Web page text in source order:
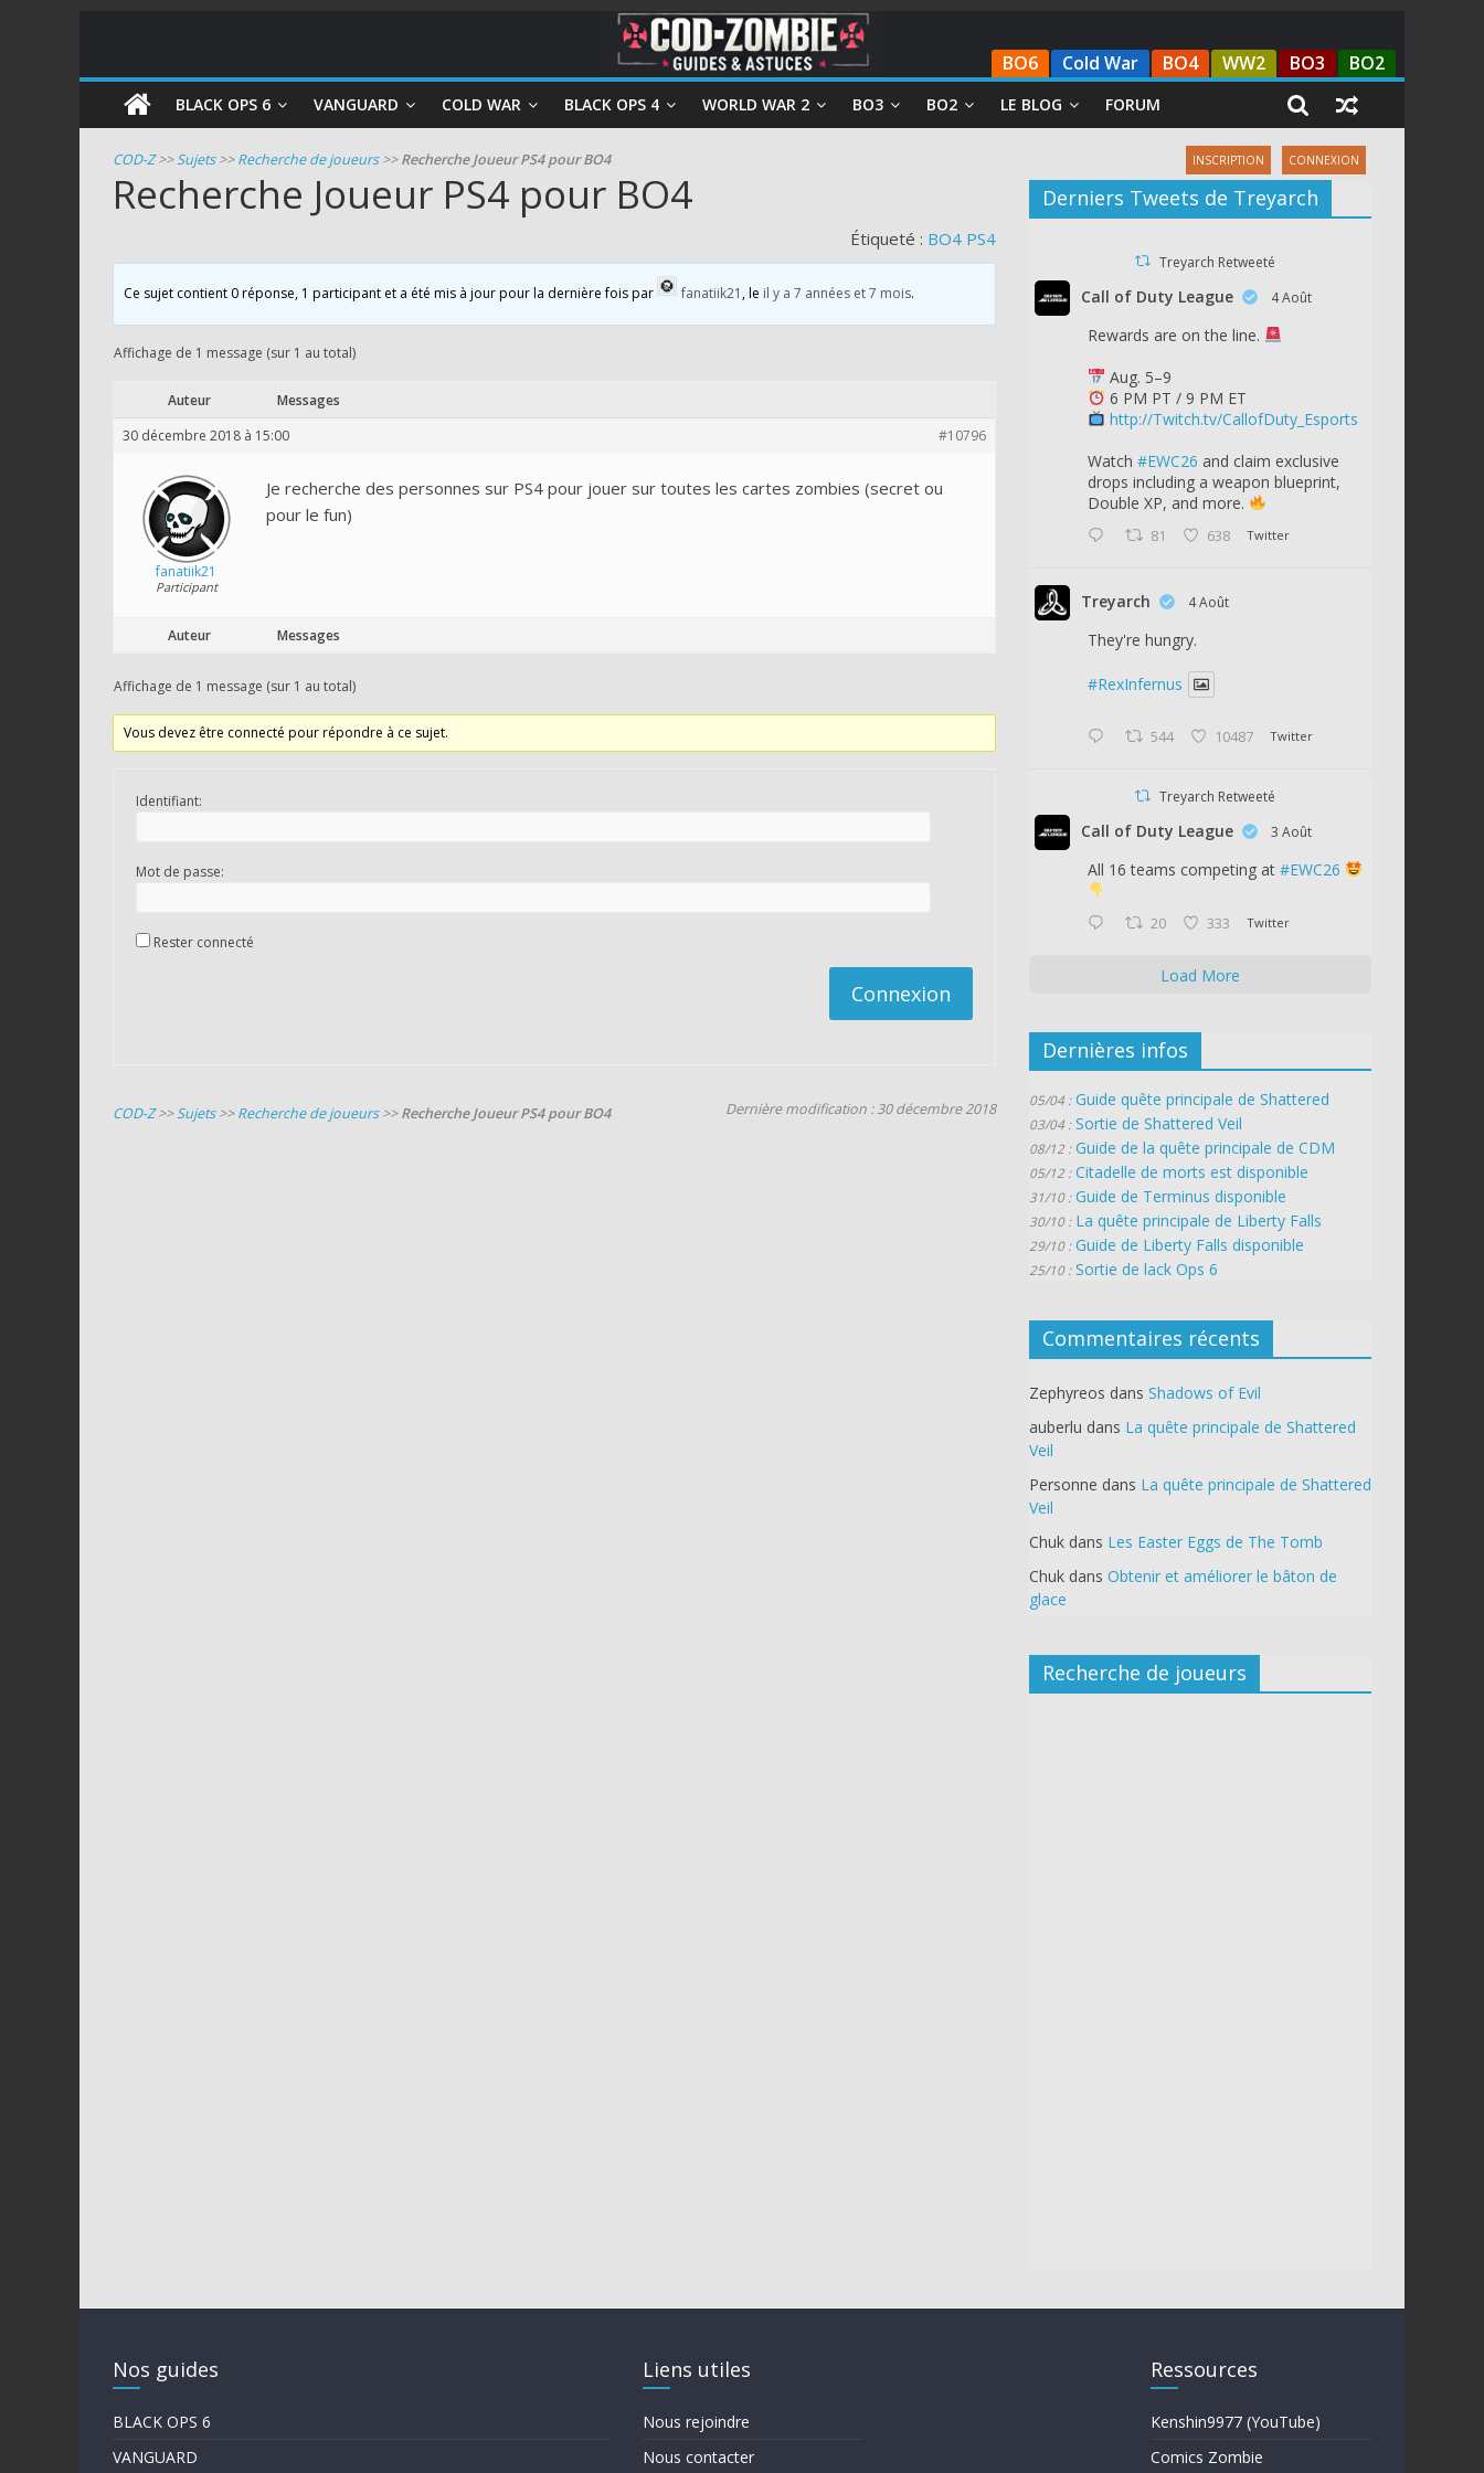
COD
Zombie
Guides
astuces
pour
zombie
of
BO6 Cold War BO4 WW2 BO3 BO2
BLACK OPS 6 VANGUARD COLD WAR BLACK OPS 4 WORLD WAR 2 BO3 BO2 LE BLOG FORUM
INSCRIPTION CONNEXION
COD-Z>>Sujets>>Recherche de joueurs>>Recherche Joueur PS4 pour BO4
Recherche Joueur PS4 pour BO4
Étiqueté : BO4 PS4
Ce sujet contient 0 réponse, 1 participant et a été mis à jour pour la dernière fois par fanatiik21 , le il y a 7 années et 7 mois.
Affichage de 1 message (sur 1 au total)
Auteur
Messages
30 décembre 2018 à 15:00
#10796
fanatiik21
Participant
Je recherche des personnes sur PS4 pour jouer sur toutes les cartes zombies (secret ou
pour le fun)
Auteur Messages
Affichage de 1 message (sur 1 au total)
Vous devez être connecté pour répondre à ce sujet.
Identifiant:
Mot de passe:
Rester connecté
Connexion
Dernière modification : 30 décembre 2018
COD-Z>>Sujets>>Recherche de joueurs>>Recherche Joueur PS4 pour BO4
Derniers Tweets de Treyarch
Treyarch Retweeté
Call of Duty League 4 Août
Rewards are on the line.
Aug. 5–9
6 PM PT / 9 PM ET
http://Twitch.tv/CallofDuty_Esports
Watch #EWC26 and claim exclusive
drops including a weapon blueprint,
Double XP, and more.
81 638 Twitter
Treyarch 4 Août
They're hungry.
#RexInfernus
544 10487 Twitter
Treyarch Retweeté
Call of Duty League 3 Août
All 16 teams competing at #EWC26
20 333 Twitter
Load More
Dernières infos
05/04 : Guide quête principale de Shattered
03/04 : Sortie de Shattered Veil
08/12 : Guide de la quête principale de CDM
05/12 : Citadelle de morts est disponible
31/10 : Guide de Terminus disponible
30/10 : La quête principale de Liberty Falls
29/10 : Guide de Liberty Falls disponible
25/10 : Sortie de lack Ops 6
Commentaires récents
Zephyreos dans Shadows of Evil
auberlu dans La quête principale de Shattered
Veil
Personne dans La quête principale de Shattered
Veil
Chuk dans Les Easter Eggs de The Tomb
Chuk dans Obtenir et améliorer le bâton de
glace
Recherche de joueurs
Nos guides
BLACK OPS 6
VANGUARD
Liens utiles
Nous rejoindre
Nous contacter
Ressources
Kenshin9977 (YouTube)
Comics Zombie